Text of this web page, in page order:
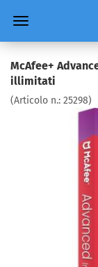
McAfee+
illimitati
(Articolo n.: 25298)